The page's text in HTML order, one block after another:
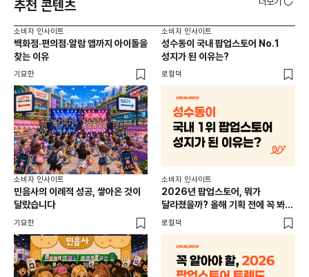
추천 콘텐츠
소비자 인사이트
백화점·편의점·알람 앱까지 아이돌을
찾는 이유
기묘한
소비자 인사이트
성수동이 국내 팝업스토어 No.1
성지가 된 이유는?
로컬덕
소비자 인사이트
민음사의 이례적 성공, 쌓아온 것이
달랐습니다
기묘한
소비자 인사이트
2026년 팝업스토어, 뭐가
달라졌을까? 올해 기획 전에 꼭 봐야
할 트렌드 4가지
로컬덕